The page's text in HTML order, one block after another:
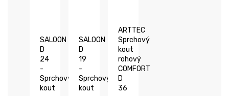
SALOON
D
24
-
Sprchový
kout
SALOON
D
19
-
Sprchový
kout
ARTTEC
Sprchový
kout
rohový
COMFORT
D
36